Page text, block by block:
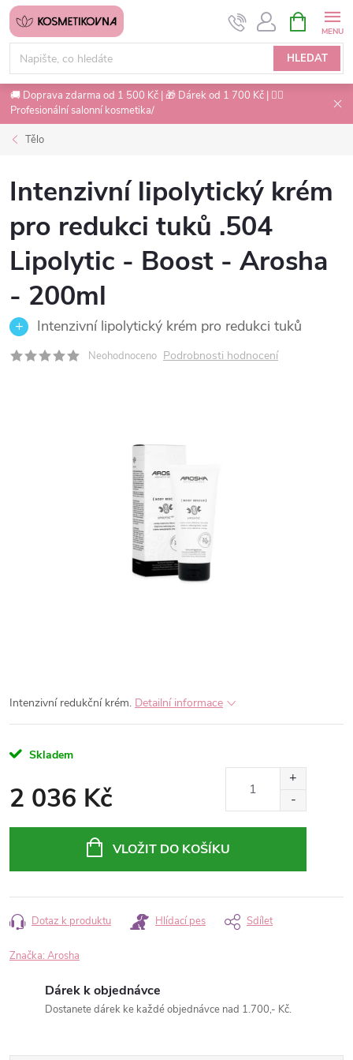
Přejít
obsah
HLEDAT
NÁKUPNÍ
KOŠÍK
🚚 Doprava zdarma od 1 500 Kč | 🎁 Dárek od 1 700 Kč | 💇‍♀️
Profesionální salonní kosmetika/
Tělo
Intenzivní lipolytický krém
pro redukci tuků .504
Lipolytic - Boost - Arosha
- 200ml
Intenzivní lipolytický krém pro redukci tuků
Neohodnoceno Podrobnosti hodnocení
Intenzivní redukční krém. Detailní informace
Skladem
2 036 Kč
VLOŽIT DO KOŠÍKU
Dotaz k produktu Hlídací pes Sdílet
Značka: Arosha
Dárek k objednávce
Dostanete dárek ke každé objednávce nad 1.700,- Kč.